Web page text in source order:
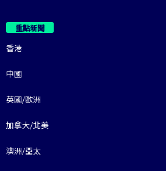
重點新聞
香港
中國
英國/歐洲
加拿大/北美
澳洲/亞太